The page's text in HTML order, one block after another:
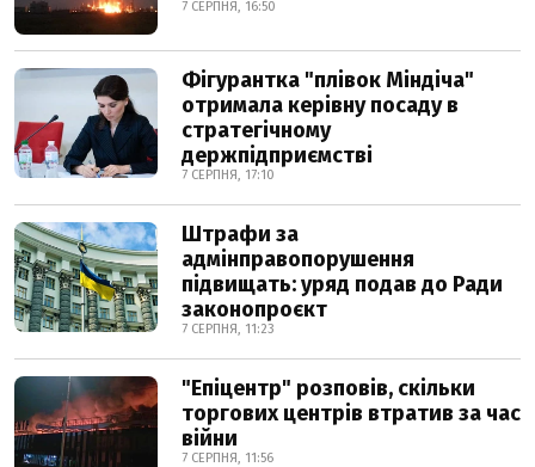
7 СЕРПНЯ, 16:50
Фігурантка "плівок Міндіча"
отримала керівну посаду в
стратегічному
держпідприємстві
7 СЕРПНЯ, 17:10
Штрафи за
адмінправопорушення
підвищать: уряд подав до Ради
законопроєкт
7 СЕРПНЯ, 11:23
"Епіцентр" розповів, скільки
торгових центрів втратив за час
війни
7 СЕРПНЯ, 11:56